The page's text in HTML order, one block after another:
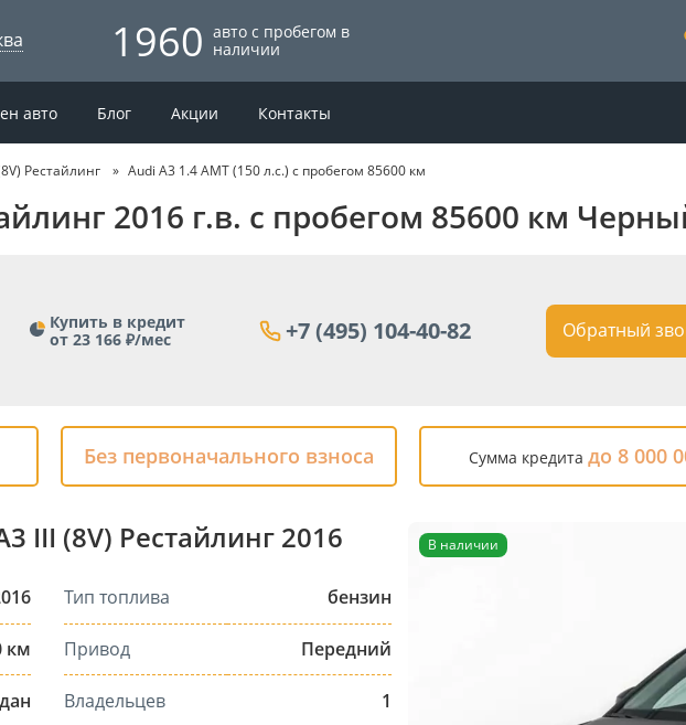
1960 авто с пробегом в
наличии
авто Блог Акции Контакты
Рестайлинг Audi A3 1.4 AMT (150 л.с.) с пробегом 85600 км
2016 г.в. с пробегом 85600 км
Купить в кредит
от 23 166 ₽/мес
+7 (495) 104-40-82 Обратный
Без первоначального взноса Сумма кредита до 8 000
III (8V) Рестайлинг 2016
км
Тип топлива бензин
Привод Передний
Владельцев 1
В наличии